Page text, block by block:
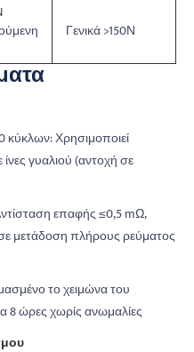
Γενικά >150Ν
Χρησιμοποιεί
γυαλιού (αντοχή σε
επαφής ≤0,5 mΩ,
μετάδοση πλήρους ρεύματος
το χειμώνα του
8 ώρες χωρίς ανωμαλίες